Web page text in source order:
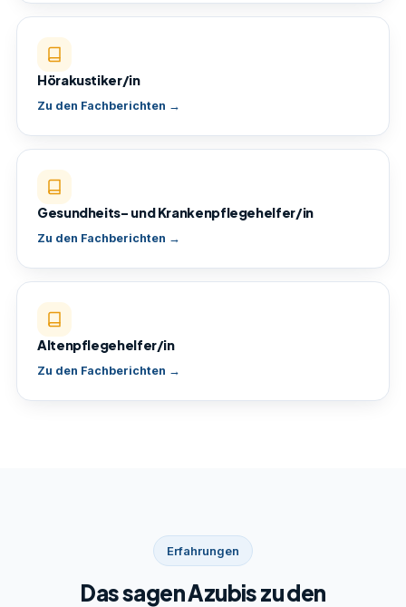
Hörakustiker/in
Zu den Fachberichten →
Gesundheits- und Krankenpflegehelfer/in
Zu den Fachberichten →
Altenpflegehelfer/in
Zu den Fachberichten →
Erfahrungen
Das sagen Azubis zu den